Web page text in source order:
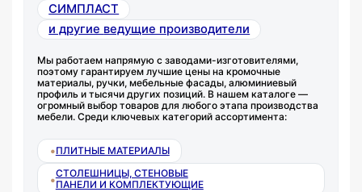
СИМПЛАСТ
и другие ведущие производители
Мы работаем напрямую с заводами-изготовителями,
поэтому гарантируем лучшие цены на кромочные
материалы, ручки, мебельные фасады, алюминиевый
профиль и тысячи других позиций. В нашем каталоге —
огромный выбор товаров для любого этапа производства
мебели. Среди ключевых категорий ассортимента:
•ПЛИТНЫЕ МАТЕРИАЛЫ
•СТОЛЕШНИЦЫ, СТЕНОВЫЕ
ПАНЕЛИ И КОМПЛЕКТУЮЩИЕ